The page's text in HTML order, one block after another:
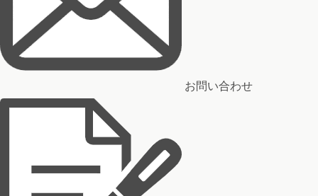
お問い合わせ